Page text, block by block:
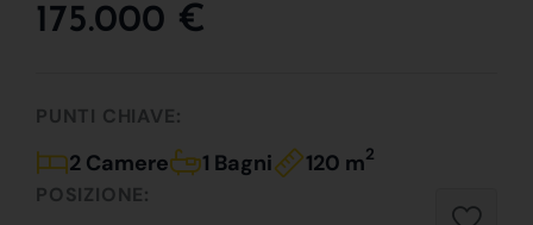
175.000 €
PUNTI CHIAVE:
2 Camere 1 Bagni 120 m2
POSIZIONE: